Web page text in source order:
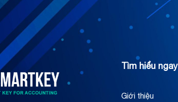
Tìm hiểu ngay
Giới thiệu